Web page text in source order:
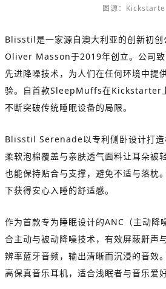
图源：
Blisstil是一家源自澳大利亚的创新初创
Oliver Masson于2019年创立。公司致
先进降噪技术，为人们在任何环境中提
验。自首款SleepMuffs在Kickstarter
不断突破传统睡眠设备的局限。
Blisstil Serenade以专利侧卧设计打造
柔软泡棉覆盖与亲肤透气面料让耳朵被
也能保持贴合与支撑，避免不适与落枕
下获得安心入睡的舒适感。
作为首款专为睡眠设计的ANC（主动
合主动与被动降噪技术，有效屏蔽鼾声
辨率蓝牙音频，输出清晰而沉浸的音效
高保真音乐耳机，适合浅眠者与音乐爱好